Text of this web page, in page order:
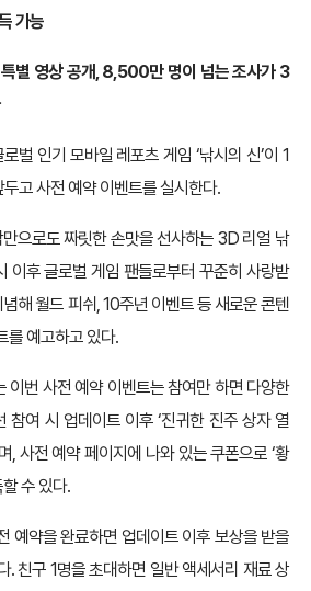
가능
별 영상 공개, 8,500만 명이 넘는 조사가 3
벌 인기 모바일 레포츠 게임 ‘낚시의 신’이 1
고 사전 예약 이벤트를 실시한다.
만으로도 짜릿한 손맛을 선사하는 3D 리얼 낚
이후 글로벌 게임 팬들로부터 꾸준히 사랑받
해 월드 피쉬, 10주년 이벤트 등 새로운 콘텐
를 예고하고 있다.
이번 사전 예약 이벤트는 참여만 하면 다양한
참여 시 업데이트 이후 ‘진귀한 진주 상자 열
, 사전 예약 페이지에 나와 있는 쿠폰으로 ‘황
수 있다.
예약을 완료하면 업데이트 이후 보상을 받을
. 친구 1명을 초대하면 일반 액세서리 재료 상